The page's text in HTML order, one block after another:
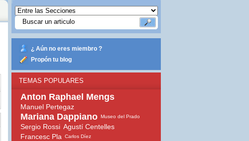
¿ Aún no eres miembro ?
Propón tu blog
TEMAS POPULARES
Anton Raphael Mengs
Manuel Pertegaz
Mariana Dappiano Museo del Prado
Sergio Rossi Agustí Centelles
Francesc Pla
Carlos Díez